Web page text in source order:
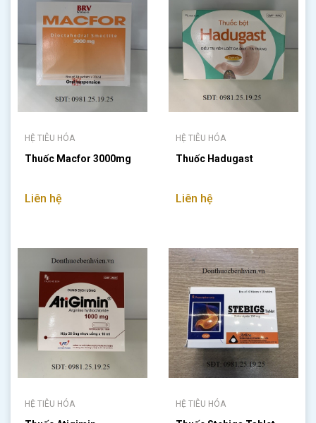
HỆ TIÊU HÓA
Thuốc Macfor 3000mg
Liên hệ
HỆ TIÊU HÓA
Thuốc Hadugast
Liên hệ
HỆ TIÊU HÓA HỆ TIÊU HÓA